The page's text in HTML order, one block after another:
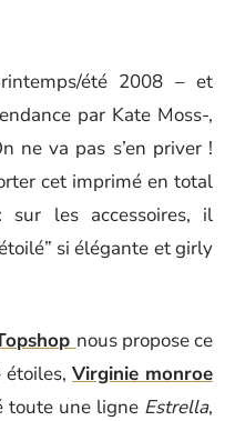
été 2008 – et
par Kate Moss-,
ne va pas s’en priver !
cet imprimé en total
les accessoires, il
si élégante et girly
nous propose ce
Virginie monroe
toute une ligne Estrella,